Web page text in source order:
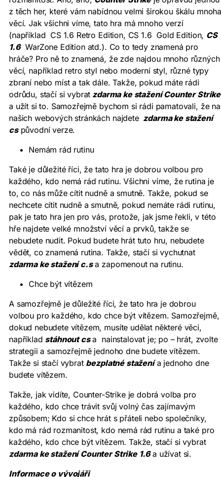
z těch her, které vám nabídnou velmi širokou škálu
věcí. Jak všichni víme, tato hra má mnoho verzí
(například CS 1.6 Retro Edition, CS 1.6 Gold Edition, CS
1.6WarZone Edition atd.). Co to tedy znamená pro
hráče? Pro ně to znamená, že zde najdou mnoho různých
věcí, například retro styl nebo moderní styl, různé typy
zbraní nebo míst a tak dále. Takže, pokud máte rádi
odrůdu, stačí si vybrat zdarma ke stažení Counter Strike
a užít si to. Samozřejmě bychom si rádi pamatovali, že na
našich webových stránkách najdete zdarma ke stažení
cspůvodní verze.
Nemám rád rutinu
Také je důležité říci, že tato hra je dobrou volbou pro
každého, kdo nemá rád rutinu. Všichni víme, že rutina je
to, co nás může cítit nudně a smutně. Takže, pokud se
nechcete cítit nudně a smutně, pokud nemáte rádi rutinu,
pak je tato hra jen pro vás, protože, jak jsme řekli, v této
hře najdete velké množství věcí a prvků, takže se
nebudete nudit. Pokud budete hrát tuto hru, nebudete
vědět, co znamená rutina. Takže, stačí si vychutnat
zdarma ke stažení c.sa zapomenout na rutinu.
Chce být vítězem
A samozřejmě je důležité říci, že tato hra je dobrou
volbou pro každého, kdo chce být vítězem. Samozřejmě,
dokud nebudete vítězem, musíte udělat některé věci,
například stáhnout csa nainstalovat je; po – hrát, zvolte
strategii a samozřejmě jednoho dne budete vítězem.
Takže si stačí vybrat bezplatné staženía jednoho dne
budete vítězem.
Takže, jak vidíte, Counter-Strike je dobrá volba pro
každého, kdo chce trávit svůj volný čas zajímavým
způsobem; Kdo si chce hrát s přáteli nebo společníky,
kdo má rád rozmanitost, kdo nemá rád rutinu a také pro
každého, kdo chce být vítězem. Takže, stačí si vybrat
zdarma ke stažení Counter Strike 1.6a užívat si.
Informace o vývojáři